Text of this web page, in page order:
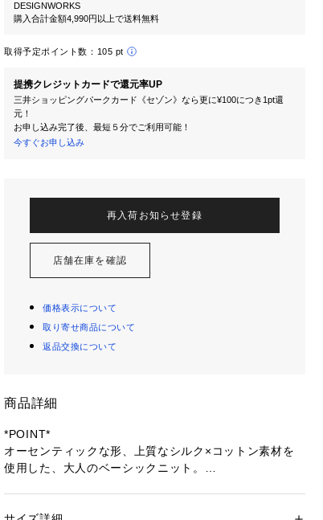
DESIGNWORKS
購入合計金額4,990円以上で送料無料
取得予定ポイント数： 105 pt
提携クレジットカードで還元率UP
三井ショッピングパークカード《セゾン》なら更に¥100につき1pt還
元！
お申し込み完了後、最短５分でご利用可能！
今すぐお申し込み
再入荷お知らせ登録
店舗在庫を確認
価格表示について
取り寄せ商品について
返品交換について
商品詳細
*POINT*
オーセンティックな形、上質なシルク×コットン素材を
使用した、大人のベーシックニット。